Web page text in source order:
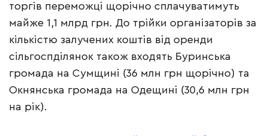
торгів переможці щорічно сплачуватимуть
майже 1,1 млрд грн. До трійки організаторів за
кількістю залучених коштів від оренди
сільгоспділянок також входять Буринська
громада на Сумщині (36 млн грн щорічно) та
Окнянська громада на Одещині (30,6 млн грн
на рік).